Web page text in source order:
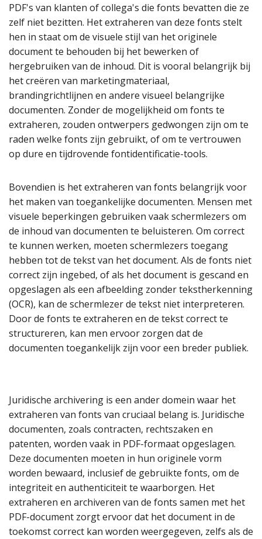
PDF's van klanten of collega's die fonts bevatten die ze
zelf niet bezitten. Het extraheren van deze fonts stelt
hen in staat om de visuele stijl van het originele
document te behouden bij het bewerken of
hergebruiken van de inhoud. Dit is vooral belangrijk bij
het creëren van marketingmateriaal,
brandingrichtlijnen en andere visueel belangrijke
documenten. Zonder de mogelijkheid om fonts te
extraheren, zouden ontwerpers gedwongen zijn om te
raden welke fonts zijn gebruikt, of om te vertrouwen
op dure en tijdrovende fontidentificatie-tools.
Bovendien is het extraheren van fonts belangrijk voor
het maken van toegankelijke documenten. Mensen met
visuele beperkingen gebruiken vaak schermlezers om
de inhoud van documenten te beluisteren. Om correct
te kunnen werken, moeten schermlezers toegang
hebben tot de tekst van het document. Als de fonts niet
correct zijn ingebed, of als het document is gescand en
opgeslagen als een afbeelding zonder tekstherkenning
(OCR), kan de schermlezer de tekst niet interpreteren.
Door de fonts te extraheren en de tekst correct te
structureren, kan men ervoor zorgen dat de
documenten toegankelijk zijn voor een breder publiek.
Juridische archivering is een ander domein waar het
extraheren van fonts van cruciaal belang is. Juridische
documenten, zoals contracten, rechtszaken en
patenten, worden vaak in PDF-formaat opgeslagen.
Deze documenten moeten in hun originele vorm
worden bewaard, inclusief de gebruikte fonts, om de
integriteit en authenticiteit te waarborgen. Het
extraheren en archiveren van de fonts samen met het
PDF-document zorgt ervoor dat het document in de
toekomst correct kan worden weergegeven, zelfs als de